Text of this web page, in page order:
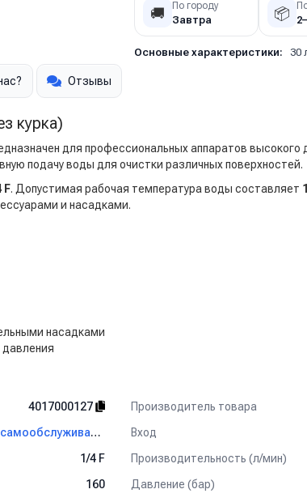
🚚 По городу
Завтра 📦
Основные характеристики: 30
Отзывы
курка)
для профессиональных аппаратов высокого
подачу воды для очистки различных поверхностей.
F. Допустимая рабочая температура воды составляет
и насадками.
насадками
4017000127 Производитель товара
Пистолеты высокого давления для автомоек самообслуживания Tecomec Вход
1/4 F Производительность (л/мин)
160 Давление (бар)